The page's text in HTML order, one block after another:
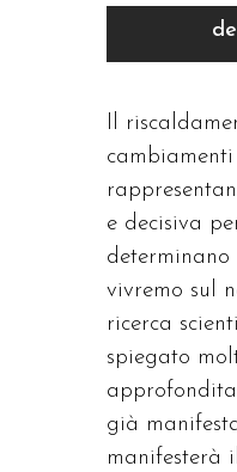
Il
e decisiva
vivremo sul
ricerca
spiegato
già
manifesterà